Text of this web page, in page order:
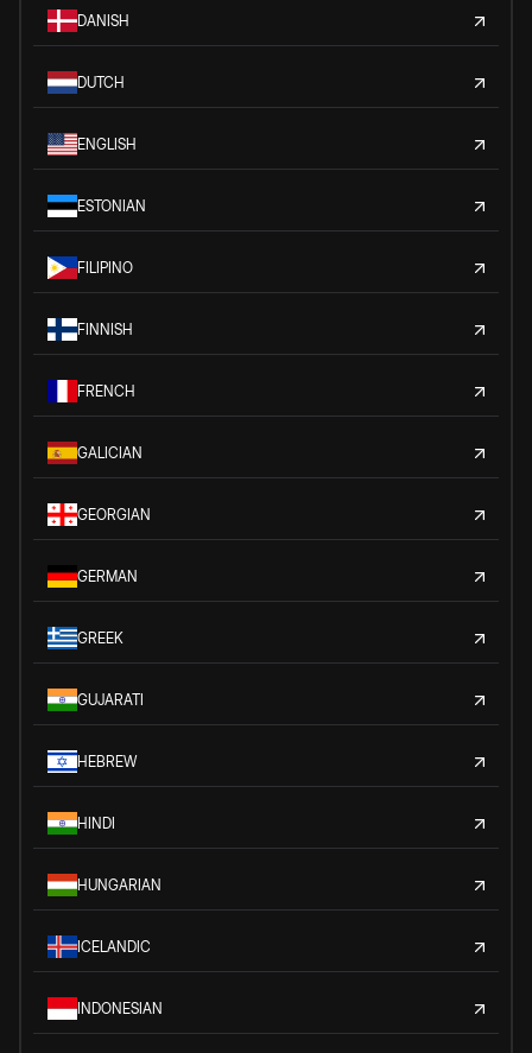
DANISH
DUTCH
ENGLISH
ESTONIAN
FILIPINO
FINNISH
FRENCH
GALICIAN
GEORGIAN
GERMAN
GREEK
GUJARATI
HEBREW
HINDI
HUNGARIAN
ICELANDIC
INDONESIAN